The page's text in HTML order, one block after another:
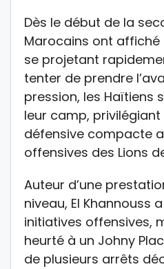
Dès le début de la
Marocains ont
se projetant
tenter de prendre
pression, les Haïtiens
leur camp,
défensive compacte
offensives des Lions
Auteur d’une
niveau, El Khannouss
initiatives offensives,
heurté à un Johny
de plusieurs arrêts